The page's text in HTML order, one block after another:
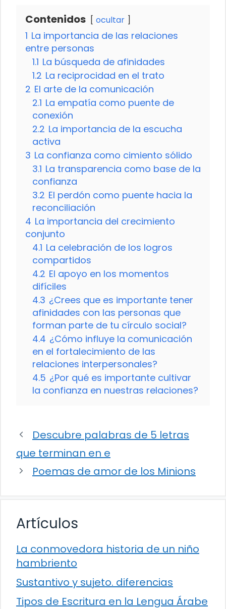
Contenidos ocultar
1 La importancia de las relaciones
entre personas
1.1 La búsqueda de afinidades
1.2 La reciprocidad en el trato
2 El arte de la comunicación
2.1 La empatía como puente de
conexión
2.2 La importancia de la escucha
activa
3 La confianza como cimiento sólido
3.1 La transparencia como base de la
confianza
3.2 El perdón como puente hacia la
reconciliación
4 La importancia del crecimiento
conjunto
4.1 La celebración de los logros
compartidos
4.2 El apoyo en los momentos
difíciles
4.3 ¿Crees que es importante tener
afinidades con las personas que
forman parte de tu círculo social?
4.4 ¿Cómo influye la comunicación
en el fortalecimiento de las
relaciones interpersonales?
4.5 ¿Por qué es importante cultivar
la confianza en nuestras relaciones?
Descubre palabras de 5 letras
que terminan en e
Poemas de amor de los Minions
Artículos
La conmovedora historia de un niño
hambriento
Sustantivo y sujeto. diferencias
Tipos de Escritura en la Lengua Árabe